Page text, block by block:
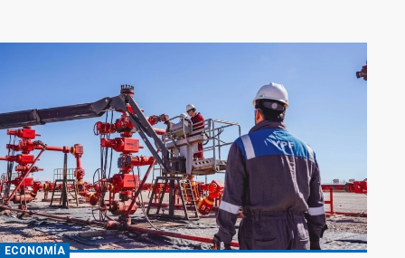
ECONOMÍA